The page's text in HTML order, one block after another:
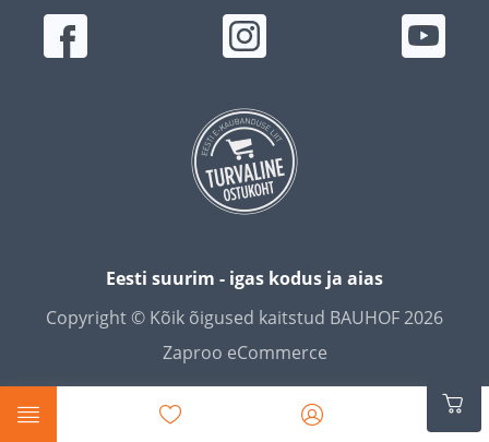
Eesti suurim - igas kodus ja aias
Copyright © Kõik õigused kaitstud BAUHOF 2026
Zaproo eCommerce